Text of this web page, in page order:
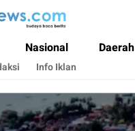
Nasional Daerah
Info Iklan